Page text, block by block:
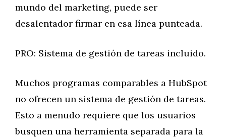
mundo del marketing, puede ser
desalentador firmar en esa línea punteada.
PRO: Sistema de gestión de tareas incluido.
Muchos programas comparables a HubSpot
no ofrecen un sistema de gestión de tareas.
Esto a menudo requiere que los usuarios
busquen una herramienta separada para la